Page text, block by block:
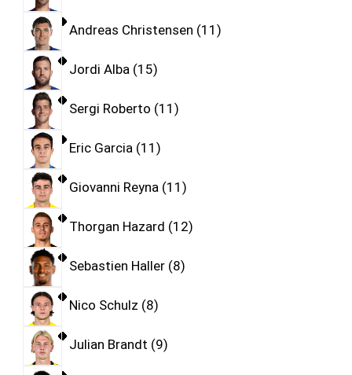
Andreas Christensen 11
Jordi Alba 15
Sergi Roberto 11
Eric Garcia 11
Giovanni Reyna 11
Thorgan Hazard 12
Sebastien Haller 8
Nico Schulz 8
Julian Brandt 9